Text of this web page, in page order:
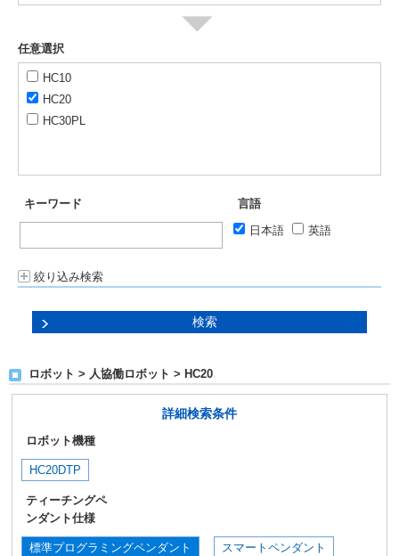
任意選択
HC10
HC20
HC30PL
キーワード
言語
日本語
英語
絞り込み検索
ロボット > 人協働ロボット > HC20
詳細検索条件
ロボット機種
HC20DTP
ティーチングペ
ンダント仕様
標準プログラミングペンダント スマートペンダント